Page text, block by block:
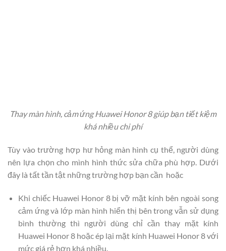
Thay màn hình, cảm ứng Huawei Honor 8 giúp bạn tiết kiệm
khá nhiều chi phí
Tùy vào trường hợp hư hỏng màn hình cụ thể, người dùng
nên lựa chọn cho mình hình thức sửa chữa phù hợp. Dưới
đây là tất tần tật những trường hợp bạn cần hoặc
Khi chiếc Huawei Honor 8 bị vỡ mặt kính bên ngoài song
cảm ứng và lớp màn hình hiển thị bên trong vẫn sử dụng
bình thường thì người dùng chỉ cần thay mặt kính
Huawei Honor 8 hoặc ép lại mặt kính Huawei Honor 8 với
mức giá rẻ hơn khá nhiều.